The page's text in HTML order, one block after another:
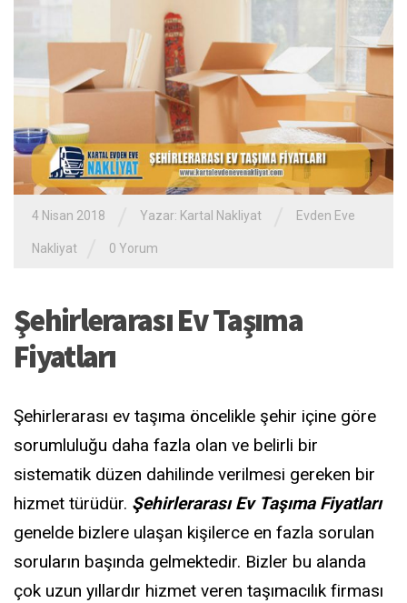
4 Nisan 2018 Yazar: Kartal Nakliyat Evden Eve
Nakliyat 0 Yorum
Şehirlerarası Ev Taşıma
Fiyatları
Şehirlerarası ev taşıma öncelikle şehir içine göre
sorumluluğu daha fazla olan ve belirli bir
sistematik düzen dahilinde verilmesi gereken bir
hizmet türüdür. Şehirlerarası Ev Taşıma Fiyatları
genelde bizlere ulaşan kişilerce en fazla sorulan
soruların başında gelmektedir. Bizler bu alanda
çok uzun yıllardır hizmet veren taşımacılık firması